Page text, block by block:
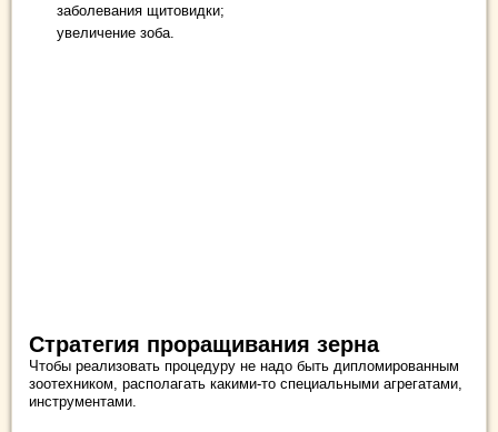
заболевания щитовидки;
увеличение зоба.
Стратегия проращивания зерна
Чтобы реализовать процедуру не надо быть дипломированным
зоотехником, располагать какими-то специальными агрегатами,
инструментами.